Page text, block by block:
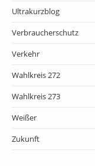
Ultrakurzblog
Verbraucherschutz
Verkehr
Wahlkreis 272
Wahlkreis 273
Weißer
Zukunft